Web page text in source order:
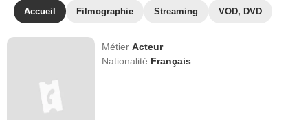
Accueil Filmographie Streaming VOD, DVD
MétierActeur
Nationalité Français